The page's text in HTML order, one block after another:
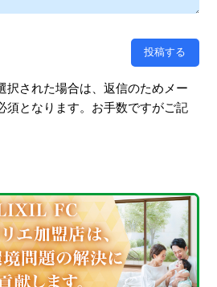
された場合は、返信のためメー
須となります。お手数ですがご記